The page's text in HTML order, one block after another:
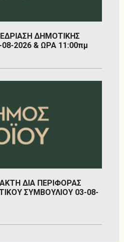
ΔΗΜΟΤΙΚΗΣ
2026 & ΩΡΑ 11:00πμ
ΔΙΑ ΠΕΡΙΦΟΡΑΣ
ΣΥΜΒΟΥΛΙΟΥ 03-08-